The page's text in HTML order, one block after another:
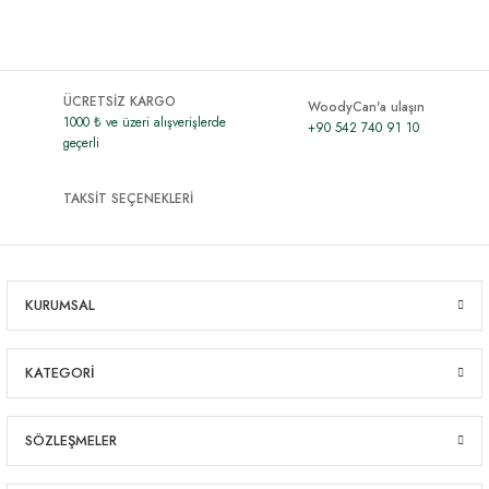
ÜCRETSİZ KARGO
1000 ₺ ve üzeri alışverişlerde
geçerli
WoodyCan'a ulaşın
+90 542 740 91 10
TAKSİT SEÇENEKLERİ
KURUMSAL
KATEGORİ
SÖZLEŞMELER